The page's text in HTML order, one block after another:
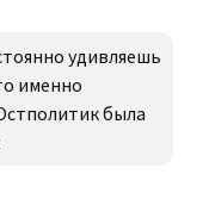
удивляешь
именно
была